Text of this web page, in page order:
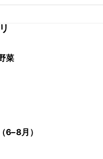
りいただくことをおすすめし
菜
6–8月）